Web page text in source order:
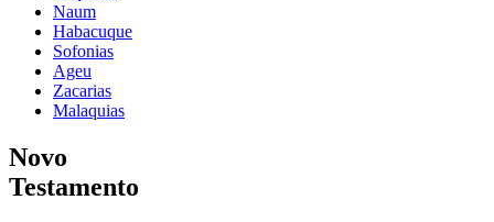
Naum
Habacuque
Sofonias
Ageu
Zacarias
Malaquias
Novo
Testamento